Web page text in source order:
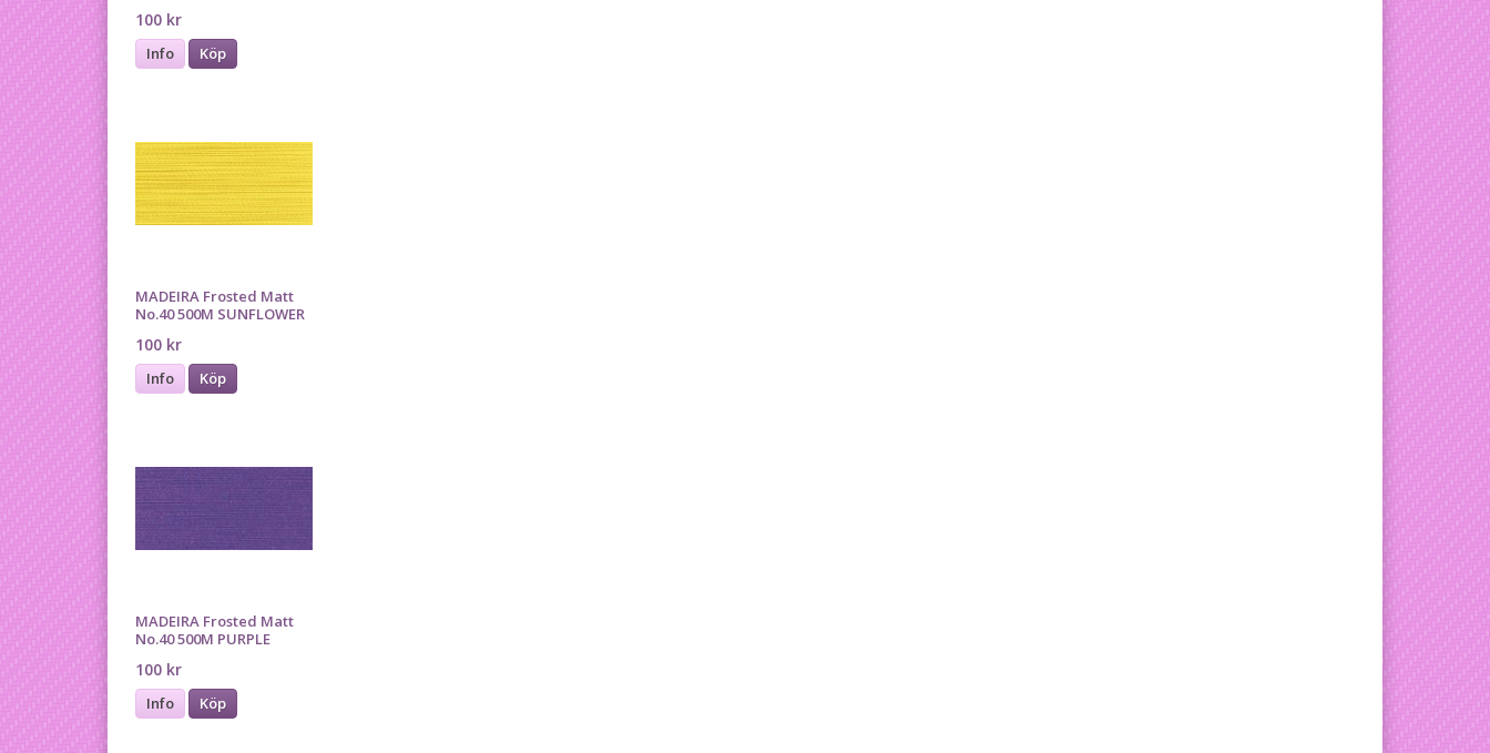
100 kr
Info Köp
MADEIRA Frosted Matt
No.40 500M SUNFLOWER
100 kr
Info Köp
MADEIRA Frosted Matt
No.40 500M PURPLE
100 kr
Info Köp